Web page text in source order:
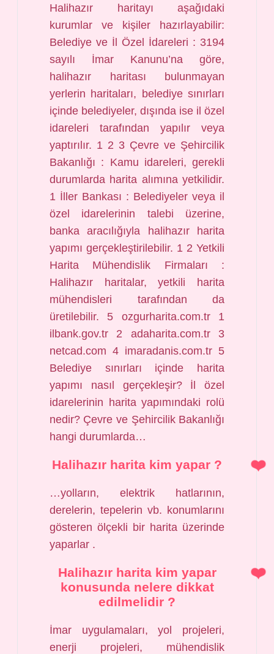
Halihazır haritayı aşağıdaki
kurumlar ve kişiler hazırlayabilir:
Belediye ve İl Özel İdareleri : 3194
sayılı İmar Kanunu’na göre,
halihazır haritası bulunmayan
yerlerin haritaları, belediye sınırları
içinde belediyeler, dışında ise il özel
idareleri tarafından yapılır veya
yaptırılır. 1 2 3 Çevre ve Şehircilik
Bakanlığı : Kamu idareleri, gerekli
durumlarda harita alımına yetkilidir.
1 İller Bankası : Belediyeler veya il
özel idarelerinin talebi üzerine,
banka aracılığıyla halihazır harita
yapımı gerçekleştirilebilir. 1 2 Yetkili
Harita Mühendislik Firmaları :
Halihazır haritalar, yetkili harita
mühendisleri tarafından da
üretilebilir. 5 ozgurharita.com.tr 1
ilbank.gov.tr 2 adaharita.com.tr 3
netcad.com 4 imaradanis.com.tr 5
Belediye sınırları içinde harita
yapımı nasıl gerçekleşir? İl özel
idarelerinin harita yapımındaki rolü
nedir? Çevre ve Şehircilik Bakanlığı
hangi durumlarda…
Halihazır harita kim yapar ?
…yolların, elektrik hatlarının,
derelerin, tepelerin vb. konumlarını
gösteren ölçekli bir harita üzerinde
yaparlar .
Halihazır harita kim yapar
konusunda nelere dikkat
edilmelidir ?
İmar uygulamaları, yol projeleri,
enerji projeleri, mühendislik